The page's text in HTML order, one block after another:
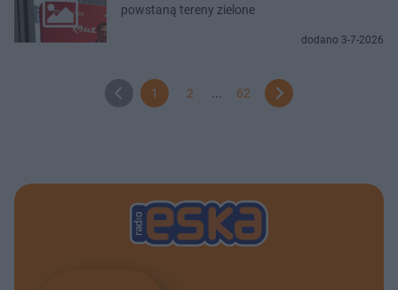
powstaną tereny zielone
dodano 3-7-2026
1 2 62